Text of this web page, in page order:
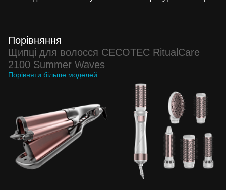
Порівняння
Щипці для волосся CECOTEC RitualCare
2100 Summer Waves
Порівняти більше моделей